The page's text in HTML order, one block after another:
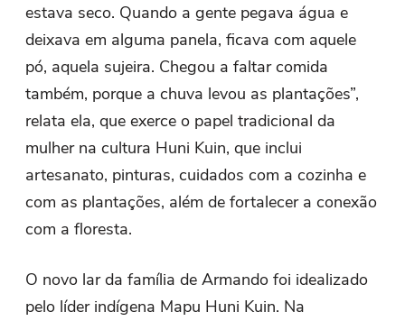
estava seco. Quando a gente pegava água e
deixava em alguma panela, ficava com aquele
pó, aquela sujeira. Chegou a faltar comida
também, porque a chuva levou as plantações”,
relata ela, que exerce o papel tradicional da
mulher na cultura Huni Kuin, que inclui
artesanato, pinturas, cuidados com a cozinha e
com as plantações, além de fortalecer a conexão
com a floresta.
O novo lar da família de Armando foi idealizado
pelo líder indígena Mapu Huni Kuin. Na